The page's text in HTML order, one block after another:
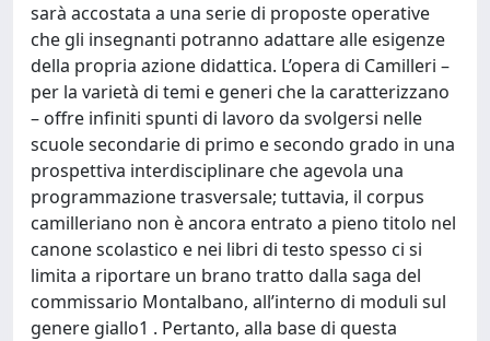
sarà accostata a una serie di proposte operative
che gli insegnanti potranno adattare alle esigenze
della propria azione didattica. L’opera di Camilleri –
per la varietà di temi e generi che la caratterizzano
– offre infiniti spunti di lavoro da svolgersi nelle
scuole secondarie di primo e secondo grado in una
prospettiva interdisciplinare che agevola una
programmazione trasversale; tuttavia, il corpus
camilleriano non è ancora entrato a pieno titolo nel
canone scolastico e nei libri di testo spesso ci si
limita a riportare un brano tratto dalla saga del
commissario Montalbano, all’interno di moduli sul
genere giallo1 . Pertanto, alla base di questa